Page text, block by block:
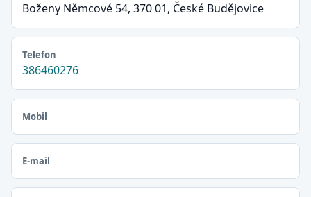
Boženy Němcové 54, 370 01, České Budějovice
Telefon
386460276
Mobil
E-mail